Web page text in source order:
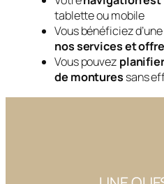
tablette ou mobile
Vous bénéficiez d’une
nos services et
Vous pouvez
de montures sans